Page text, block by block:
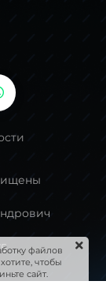
файлов
чтобы
сайт.